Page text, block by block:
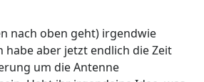
nach oben geht) irgendwie
aber jetzt endlich die Zeit
um die Antenne